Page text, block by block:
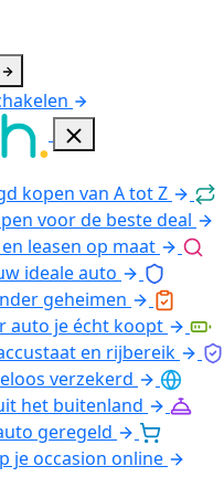
kopen van A tot Z
voor de beste deal
leasen op maat
ideale auto
geheimen
auto je écht koopt
en rijbereik
verzekerd
het buitenland
geregeld
je occasion online